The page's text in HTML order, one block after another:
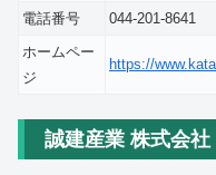
電話番号
044-201-8641
ホームペー
ジ
https://
誠建産業 株式会社